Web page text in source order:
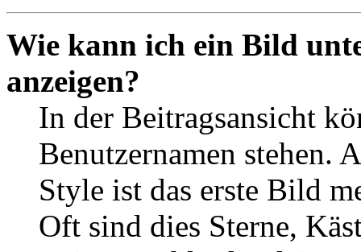
Wie kann ich ein Bild
anzeigen?
In der Beitragsansicht
Benutzernamen stehen.
Style ist das erste Bild
Oft sind dies Sterne,